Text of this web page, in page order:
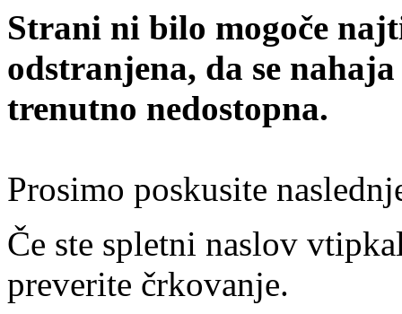
Strani ni bilo mogoče
odstranjena, da se
trenutno nedostopna.
Prosimo poskusite
Če ste spletni naslov
preverite črkovanje.